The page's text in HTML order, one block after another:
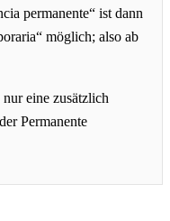
permanente“ ist dann
möglich; also ab
eine zusätzlich
Permanente